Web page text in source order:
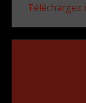
Téléchargez